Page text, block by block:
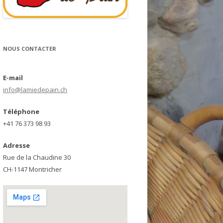
NOUS CONTACTER
E-mail
info@lamiedepain.ch
Téléphone
+41 76 373 98 93
Adresse
Rue de la Chaudine 30
CH-1147 Montricher